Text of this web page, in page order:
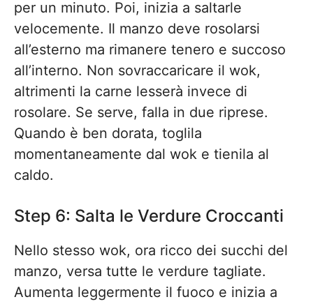
per un minuto. Poi, inizia a saltarle
velocemente. Il manzo deve rosolarsi
all’esterno ma rimanere tenero e succoso
all’interno. Non sovraccaricare il wok,
altrimenti la carne lesserà invece di
rosolare. Se serve, falla in due riprese.
Quando è ben dorata, toglila
momentaneamente dal wok e tienila al
caldo.
Step 6: Salta le Verdure Croccanti
Nello stesso wok, ora ricco dei succhi del
manzo, versa tutte le verdure tagliate.
Aumenta leggermente il fuoco e inizia a